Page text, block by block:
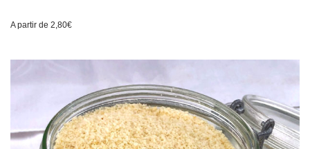
A partir de 2,80€